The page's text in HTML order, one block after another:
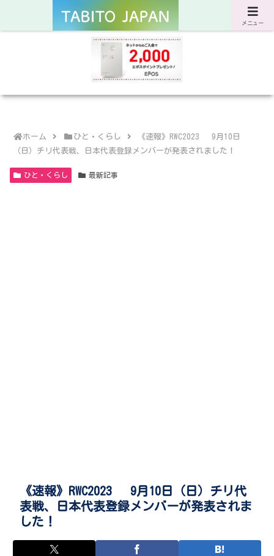
サスティナブルな旅と暮らしのWebマガジン
ホーム ひと・くらし
《速報》RWC2023 9月10日
（日）チリ代表戦、日本代表登録メンバーが発表されました！
ひと・くらし 最新記事
《速報》RWC2023 9月10日（日）チリ代
表戦、日本代表登録メンバーが発表されま
した！
メニュー